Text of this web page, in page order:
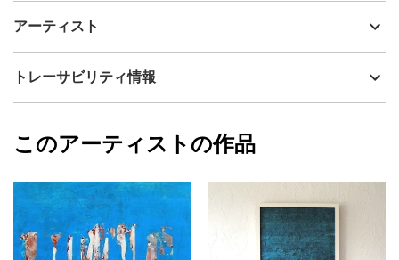
制作年
アクリル
カラー
ホワイト
ジャンル
配送目安
二週間以内
た。 プロフィールの
アーティスト
島田 豊実
フォローする
トレーサビリティ情報
島田 豊実
このアーティストの作品